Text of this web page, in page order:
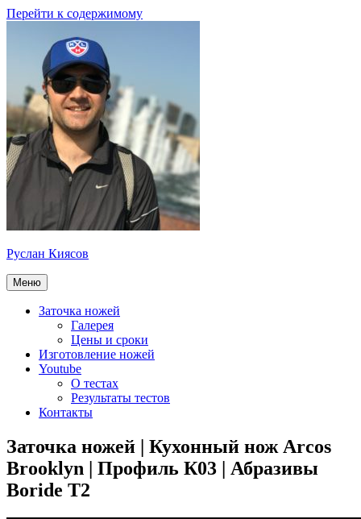
Перейти к содержимому
Руслан Киясов
Меню
Заточка ножей
Галерея
Цены и сроки
Изготовление ножей
Youtube
О тестах
Результаты тестов
Контакты
Заточка ножей | Кухонный нож Arcos
Brooklyn | Профиль К03 | Абразивы
Boride T2